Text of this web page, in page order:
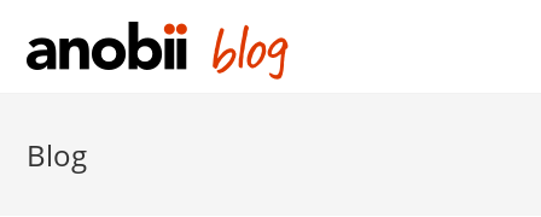
contenuto
Blog